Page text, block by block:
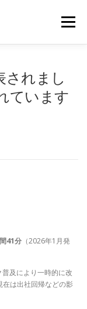
メニュー
されまし
ています
41分 （2026年1月発
及により一時的に改
は出社回帰などの影